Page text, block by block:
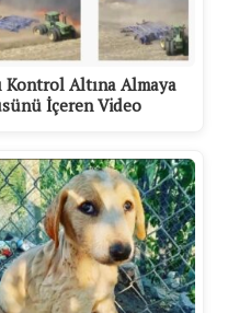
Kontrol Altına Almaya
İçeren Video